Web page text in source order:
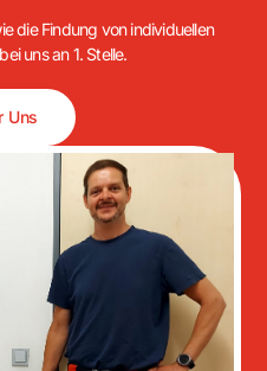
die Findung von individuellen
uns an 1. Stelle.
Uns